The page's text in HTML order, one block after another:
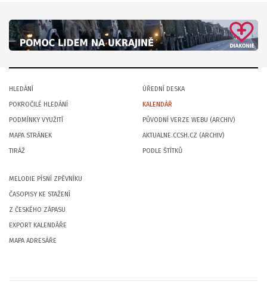
HLEDÁNÍ
POKROČILÉ HLEDÁNÍ
PODMÍNKY VYUŽITÍ
MAPA STRÁNEK
TIRÁŽ
ÚŘEDNÍ DESKA
KALENDÁŘ
PŮVODNÍ VERZE WEBU (ARCHIV)
AKTUALNE.CCSH.CZ (ARCHIV)
PODLE ŠTÍTKŮ
MELODIE PÍSNÍ ZPĚVNÍKU
ČASOPISY KE STAŽENÍ
Z ČESKÉHO ZÁPASU
EXPORT KALENDÁŘE
MAPA ADRESÁŘE